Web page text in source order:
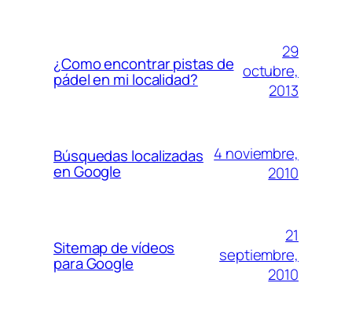
¿Como encontrar pistas de
pádel en mi localidad?
29
octubre,
2013
Búsquedas localizadas
en Google
4 noviembre,
2010
Sitemap de vídeos
para Google
21
septiembre,
2010